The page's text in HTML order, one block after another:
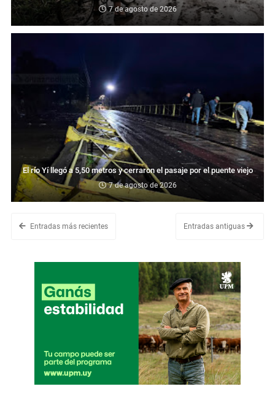
7 de agosto de 2026
El río Yí llegó a 5,50 metros y cerraron el pasaje por el puente viejo
7 de agosto de 2026
Entradas más recientes Entradas antiguas